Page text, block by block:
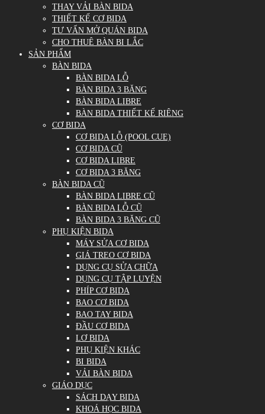
THAY VẢI BÀN BIDA
THIẾT KẾ CƠ BIDA
TƯ VẤN MỞ QUÁN BIDA
CHO THUÊ BÀN BI LẮC
SẢN PHẨM
BÀN BIDA
BÀN BIDA LỖ
BÀN BIDA 3 BĂNG
BÀN BIDA LIBRE
BÀN BIDA THIẾT KẾ RIÊNG
CƠ BIDA
CƠ BIDA LỖ (POOL CUE)
CƠ BIDA CŨ
CƠ BIDA LIBRE
CƠ BIDA 3 BĂNG
BÀN BIDA CŨ
BÀN BIDA LIBRE CŨ
BÀN BIDA LỖ CŨ
BÀN BIDA 3 BĂNG CŨ
PHỤ KIỆN BIDA
MÁY SỬA CƠ BIDA
GIÁ TREO CƠ BIDA
DỤNG CỤ SỬA CHỮA
DỤNG CỤ TẬP LUYỆN
PHÍP CƠ BIDA
BAO CƠ BIDA
BAO TAY BIDA
ĐẦU CƠ BIDA
LƠ BIDA
PHỤ KIỆN KHÁC
BI BIDA
VẢI BÀN BIDA
GIÁO DỤC
SÁCH DẠY BIDA
KHOÁ HỌC BIDA